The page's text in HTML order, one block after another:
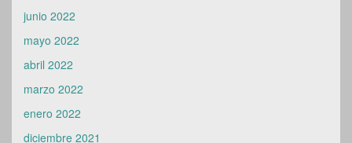
junio 2022
mayo 2022
abril 2022
marzo 2022
enero 2022
diciembre 2021